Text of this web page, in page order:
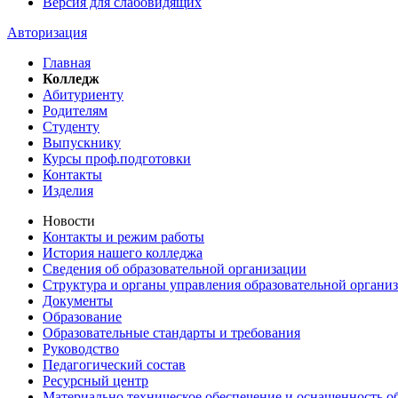
Авторизация
Главная
Колледж
Абитуриенту
Родителям
Студенту
Выпускнику
Курсы проф.подготовки
Контакты
Изделия
Новости
Контакты и режим работы
История нашего колледжа
Сведения об образовательной организации
Структура и органы управления образовательной
Документы
Образование
Образовательные стандарты и требования
Руководство
Педагогический состав
Ресурсный центр